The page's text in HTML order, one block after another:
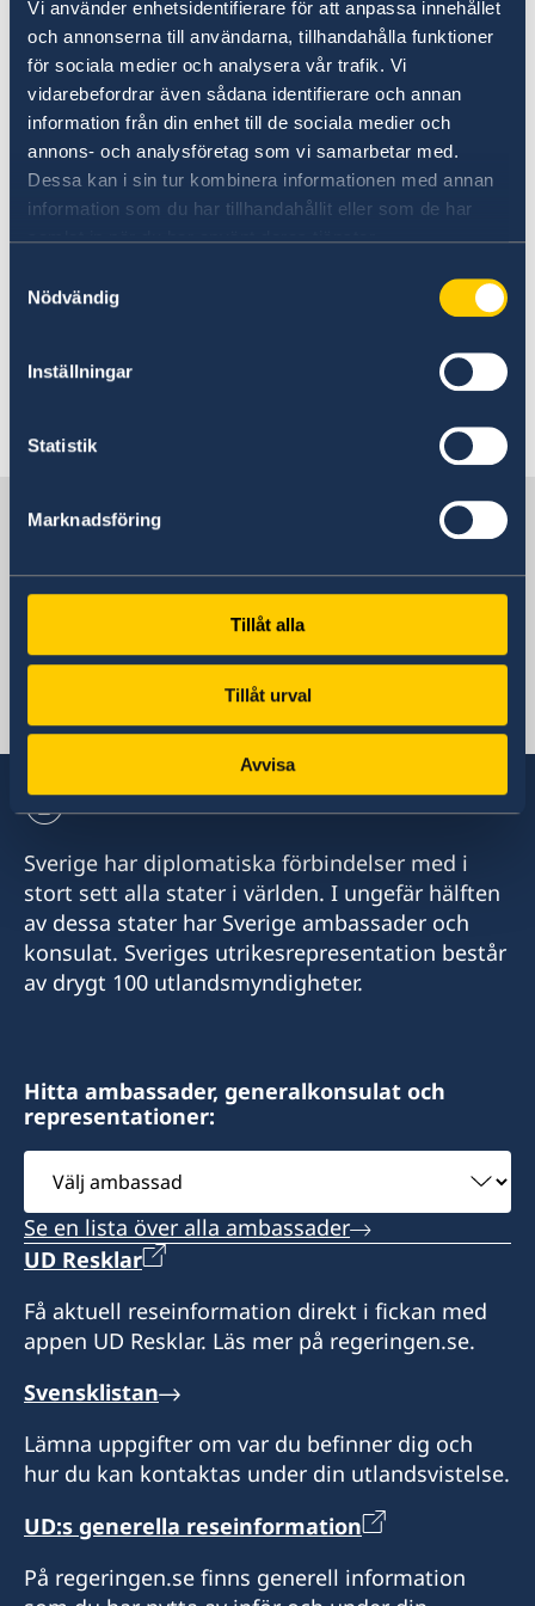
Vi använder enhetsidentifierare för att anpassa innehållet
och annonserna till användarna, tillhandahålla funktioner
för sociala medier och analysera vår trafik. Vi
vidarebefordrar även sådana identifierare och annan
information från din enhet till de sociala medier och
annons- och analysföretag som vi samarbetar med.
Dessa kan i sin tur kombinera informationen med annan
information som du har tillhandahållit eller som de har
samlat in när du har använt deras tjänster.
Nödvändig
Inställningar
Statistik
Marknadsföring
Tillåt alla
Tillåt urval
Avvisa
Kontrollera passet
Se till att vara försäkrad
Se över vaccinationer
Anmäl dig till svensklistan
Kriser och katastrofer
Råd i en krissituation
Evakuering vid kriser och katastrofer
Lagen om konsulära katastrofinsatser
UD och ambassadernas krisberedskap
sammanhanget, särskilt på platser med stora
folksamlingar som till exempel större
evenemang, offentliga platser, i och omkring
offentliga byggnader, vid turistattraktioner, på
allmänna transportmedel, på marknader och i
butikscentra. Vidare bör du hålla dig
informerad om situationen i landet och noga
följa de lokala myndigheternas anvisningar i
terrorism och hot utomlands.
Sverige i Kina
AMBASSAD OCH KONSULAT
Sverige har diplomatiska förbindelser med i
stort sett alla stater i världen. I ungefär hälften
av dessa stater har Sverige ambassader och
konsulat. Sveriges utrikesrepresentation består
av drygt 100 utlandsmyndigheter.
Hitta ambassader, generalkonsulat och
representationer:
Välj
ambassad
Se en lista över alla ambassader
UD Resklar
Få aktuell reseinformation direkt i fickan med
appen UD Resklar. Läs mer på regeringen.se.
Svensklistan
Lämna uppgifter om var du befinner dig och
hur du kan kontaktas under din utlandsvistelse.
UD:s generella reseinformation
På regeringen.se finns generell information